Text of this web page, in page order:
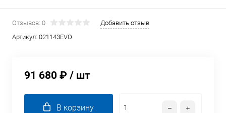
Отзывов: 0
Добавить отзыв
Артикул: 021143EVO
91 680 ₽ / шт
В корзину